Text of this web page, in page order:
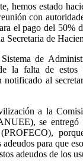
hemos estado
con
el pago del 50%
Secretaria de
de
la falta de
notificado al
a la
se entregó
para que
adeudos de los